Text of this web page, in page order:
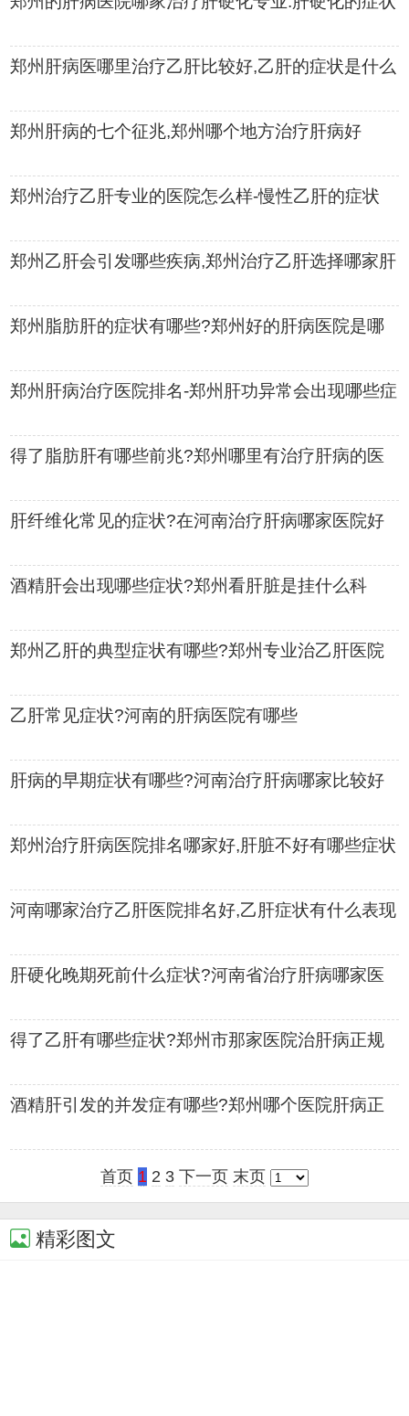
是哪些
郑州肝病医哪里治疗乙肝比较好,乙肝的症状是什么
郑州肝病的七个征兆,郑州哪个地方治疗肝病好
郑州治疗乙肝专业的医院怎么样-慢性乙肝的症状
郑州乙肝会引发哪些疾病,郑州治疗乙肝选择哪家肝
病医院好
郑州脂肪肝的症状有哪些?郑州好的肝病医院是哪
家
郑州肝病治疗医院排名-郑州肝功异常会出现哪些症
状
得了脂肪肝有哪些前兆?郑州哪里有治疗肝病的医
院
肝纤维化常见的症状?在河南治疗肝病哪家医院好
酒精肝会出现哪些症状?郑州看肝脏是挂什么科
郑州乙肝的典型症状有哪些?郑州专业治乙肝医院
乙肝常见症状?河南的肝病医院有哪些
肝病的早期症状有哪些?河南治疗肝病哪家比较好
郑州治疗肝病医院排名哪家好,肝脏不好有哪些症状
河南哪家治疗乙肝医院排名好,乙肝症状有什么表现
肝硬化晚期死前什么症状?河南省治疗肝病哪家医
院比较好
得了乙肝有哪些症状?郑州市那家医院治肝病正规
酒精肝引发的并发症有哪些?郑州哪个医院肝病正
规
首页 1 2 3 下一页 末页
精彩图文